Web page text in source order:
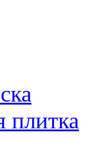
плитка